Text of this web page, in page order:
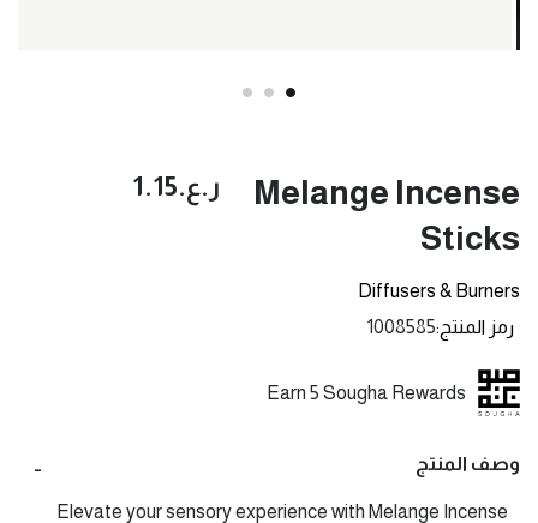
Melange Incense
Sticks
Diffusers & Burners
رمز المنتج 1008585
ر.ع.‏1.15
Earn 5 Sougha Rewards
وصف المنتج
Elevate your sensory experience with Melange Incense